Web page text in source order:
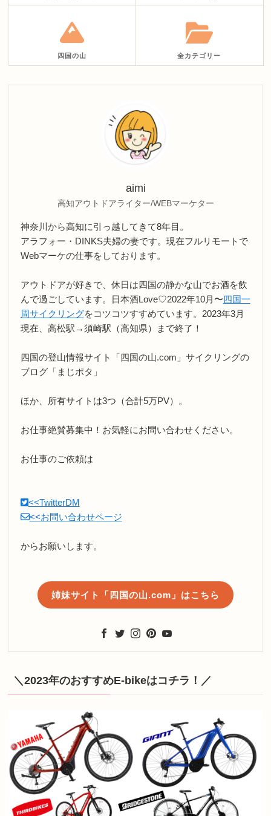
四国の山 全カテゴリー
aimi
高知アウトドアライター/WEBマーケター
神奈川から高知に引っ越してきて8年目。
アラフォー・DINKS夫婦の妻です。現在フルリモートで
Webマーケの仕事をしております。
アウトドアが好きで、休日は四国の静かな山でお酒を飲
んで過ごしています。日本酒Love♡2022年10月〜四国一
周サイクリングをコツコツすすめています。2023年3月
現在、高松駅→須崎駅（高知県）まで終了！
四国の登山情報サイト「四国の山.com」サイクリングの
ブログ「まじポタ」
ほか、所有サイトは3つ（合計5万PV）。
お仕事絶賛募集中！お気軽にお問い合わせください。
お仕事のご依頼は
<<TwitterDM
<<お問い合わせページ
からお願いします。
姉妹サイト「四国の山.com」はこちら
＼2023年のおすすめE-bikeはコチラ！／